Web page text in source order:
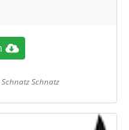
Schnatz